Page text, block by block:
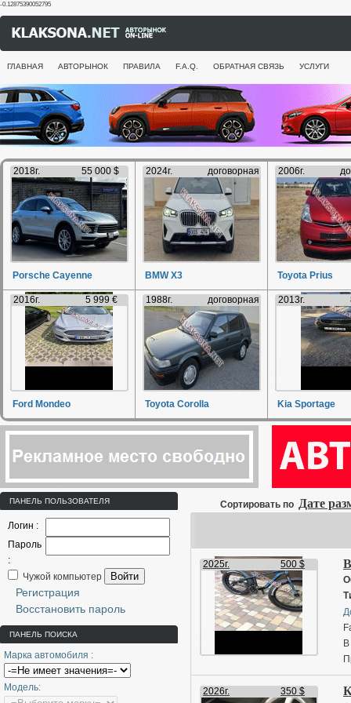
-0.12875390052795
ГЛАВНАЯ АВТОРЫНОК ПРАВИЛА F.A.Q. ОБРАТНАЯ СВЯЗЬ УСЛУГИ
2018г. 55 000 $
Porsche Cayenne
2024г. договорная
BMW X3
2006г.
Toyota Prius
2016г. 5 999 €
Ford Mondeo
1988г. договорная
Toyota Corolla
2013г.
Kia Sportage
ПАНЕЛЬ ПОЛЬЗОВАТЕЛЯ
Логин :
Пароль
:
Чужой компьютер
Войти
Регистрация
Восстановить пароль
ПАНЕЛЬ ПОИСКА
Марка автомобиля :
Модель:
Сортировать по Дате
2025г. 500 $
В
2026г. 350 $